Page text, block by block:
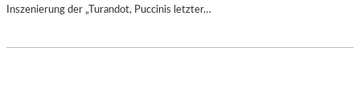
Inszenierung der „Turandot, Puccinis letzter…